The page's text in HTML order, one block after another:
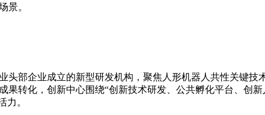
景。
部企业成立的新型研发机构，聚焦人形机器人共性关键技
果转化，创新中心围绕“创新技术研发、公共孵化平台、创
力。